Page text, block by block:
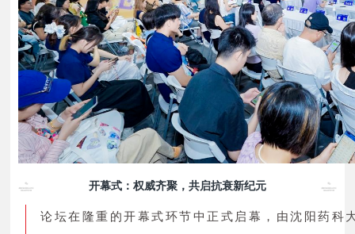
开幕式：权威齐聚，共启抗衰新纪元
论坛在隆重的开幕式环节中正式启幕，由沈阳药科